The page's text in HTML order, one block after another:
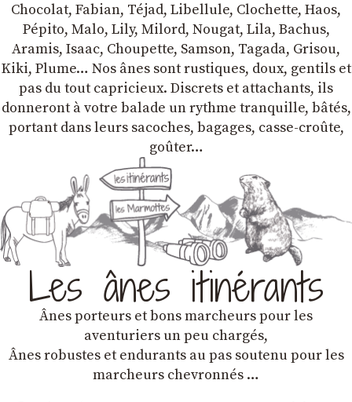
Chocolat, Fabian, Téjad, Libellule, Clochette, Haos,
Pépito, Malo, Lily, Milord, Nougat, Lila, Bachus,
Aramis, Isaac, Choupette, Samson, Tagada, Grisou,
Kiki, Plume… Nos ânes sont rustiques, doux, gentils et
pas du tout capricieux. Discrets et attachants, ils
donneront à votre balade un rythme tranquille, bâtés,
portant dans leurs sacoches, bagages, casse-croûte,
goûter…
Les ânes itinérants
Ânes porteurs et bons marcheurs pour les
aventuriers un peu chargés,
Ânes robustes et endurants au pas soutenu pour les
marcheurs chevronnés …